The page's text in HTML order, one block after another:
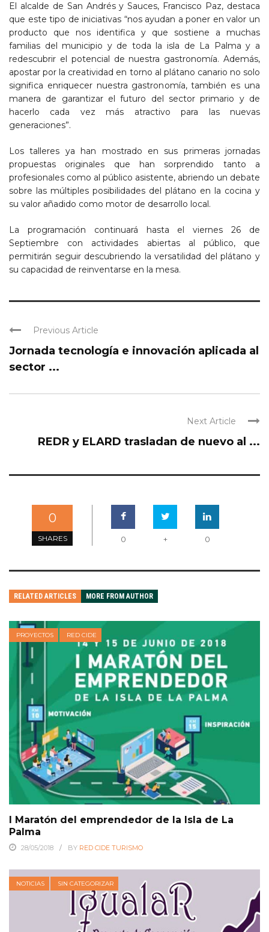
El alcalde de San Andrés y Sauces, Francisco Paz, destaca
que este tipo de iniciativas “nos ayudan a poner en valor un
producto que nos identifica y que sostiene a muchas
familias del municipio y de toda la isla de La Palma y a
redescubrir el potencial de nuestra gastronomía. Además,
apostar por la creatividad en torno al plátano canario no solo
significa enriquecer nuestra gastronomía, también es una
manera de garantizar el futuro del sector primario y de
hacerlo cada vez más atractivo para las nuevas
generaciones”.
Los talleres ya han mostrado en sus primeras jornadas
propuestas originales que han sorprendido tanto a
profesionales como al público asistente, abriendo un debate
sobre las múltiples posibilidades del plátano en la cocina y
su valor añadido como motor de desarrollo local.
La programación continuará hasta el viernes 26 de
Septiembre con actividades abiertas al público, que
permitirán seguir descubriendo la versatilidad del plátano y
su capacidad de reinventarse en la mesa.
Previous Article
Jornada tecnología e innovación aplicada al
sector ...
Next Article
REDR y ELARD trasladan de nuevo al ...
0
SHARES 0 + 0
RELATED ARTICLES MORE FROM AUTHOR
PROYECTOS RED CIDE
I Maratón del emprendedor de la Isla de La
Palma
28/05/2018 BY RED CIDE TURISMO
NOTICIAS SIN CATEGORIZAR